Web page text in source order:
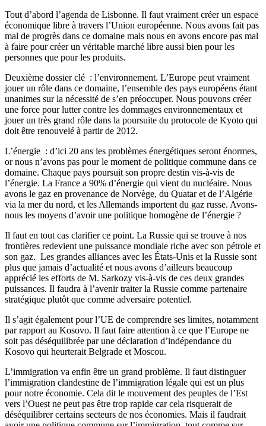
Tout d’abord l’agenda de Lisbonne. Il faut vraiment créer un espace
économique libre à travers l’Union européenne. Nous avons fait pas
mal de progrès dans ce domaine mais nous en avons encore pas mal
à faire pour créer un véritable marché libre aussi bien pour les
personnes que pour les produits.
Deuxième dossier clé : l’environnement. L’Europe peut vraiment
jouer un rôle dans ce domaine, l’ensemble des pays européens étant
unanimes sur la nécessité de s’en préoccuper. Nous pouvons créer
une force pour lutter contre les dommages environnementaux et
jouer un très grand rôle dans la poursuite du protocole de Kyoto qui
doit être renouvelé à partir de 2012.
L’énergie : d’ici 20 ans les problèmes énergétiques seront énormes,
or nous n’avons pas pour le moment de politique commune dans ce
domaine. Chaque pays poursuit son propre destin vis-à-vis de
l’énergie. La France a 90% d’énergie qui vient du nucléaire. Nous
avons le gaz en provenance de Norvège, du Quatar et de l’Algérie
via la mer du nord, et les Allemands importent du gaz russe. Avons-
nous les moyens d’avoir une politique homogène de l’énergie ?
Il faut en tout cas clarifier ce point. La Russie qui se trouve à nos
frontières redevient une puissance mondiale riche avec son pétrole et
son gaz. Les grandes alliances avec les États-Unis et la Russie sont
plus que jamais d’actualité et nous avons d’ailleurs beaucoup
apprécié les efforts de M. Sarkozy vis-à-vis de ces deux grandes
puissances. Il faudra à l’avenir traiter la Russie comme partenaire
stratégique plutôt que comme adversaire potentiel.
Il s’agit également pour l’UE de comprendre ses limites, notamment
par rapport au Kosovo. Il faut faire attention à ce que l’Europe ne
soit pas déséquilibrée par une déclaration d’indépendance du
Kosovo qui heurterait Belgrade et Moscou.
L’immigration va enfin être un grand problème. Il faut distinguer
l’immigration clandestine de l’immigration légale qui est un plus
pour notre économie. Cela dit le mouvement des peuples de l’Est
vers l’Ouest ne peut pas être trop rapide car cela risquerait de
déséquilibrer certains secteurs de nos économies. Mais il faudrait